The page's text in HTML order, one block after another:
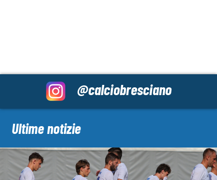
@calciobresciano
Ultime notizie